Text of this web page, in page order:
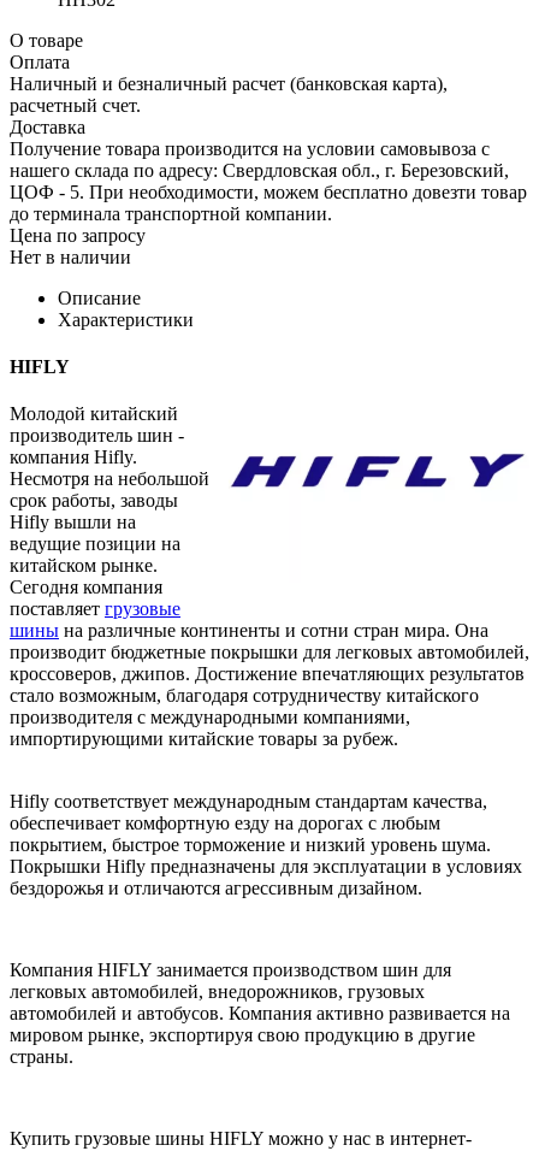
О товаре
Оплата
Наличный и безналичный расчет (банковская карта),
расчетный счет.
Доставка
Получение товара производится на условии самовывоза с
нашего склада по адресу: Свердловская обл., г. Березовский,
ЦОФ - 5. При необходимости, можем бесплатно довезти товар
до терминала транспортной компании.
Цена по запросу
Нет в наличии
Описание
Характеристики
HIFLY
Молодой китайский
производитель шин -
компания Hifly.
Несмотря на небольшой
срок работы, заводы
Hifly вышли на
ведущие позиции на
китайском рынке.
Сегодня компания
поставляет грузовые
шины на различные континенты и сотни стран мира. Она
производит бюджетные покрышки для легковых автомобилей,
кроссоверов, джипов. Достижение впечатляющих результатов
стало возможным, благодаря сотрудничеству китайского
производителя с международными компаниями,
импортирующими китайские товары за рубеж.
Hifly соответствует международным стандартам качества,
обеспечивает комфортную езду на дорогах с любым
покрытием, быстрое торможение и низкий уровень шума.
Покрышки Hifly предназначены для эксплуатации в условиях
бездорожья и отличаются агрессивным дизайном.
Компания HIFLY занимается производством шин для
легковых автомобилей, внедорожников, грузовых
автомобилей и автобусов. Компания активно развивается на
мировом рынке, экспортируя свою продукцию в другие
страны.
Купить грузовые шины HIFLY можно у нас в интернет-